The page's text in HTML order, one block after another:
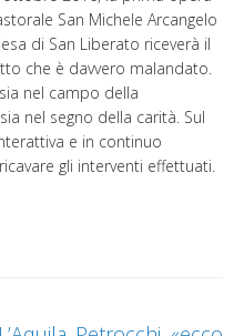
San Michele Arcangelo
di San Liberato riceverà il
che è davvero malandato.
nel campo della
nel segno della carità. Sul
e in continuo
gli interventi effettuati.